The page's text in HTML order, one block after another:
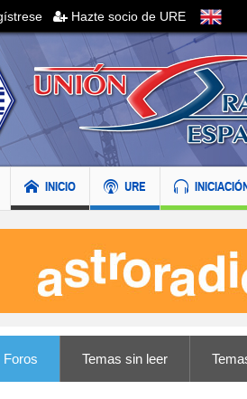
Hazte socio de URE
INICIO URE
Foros Temas sin leer